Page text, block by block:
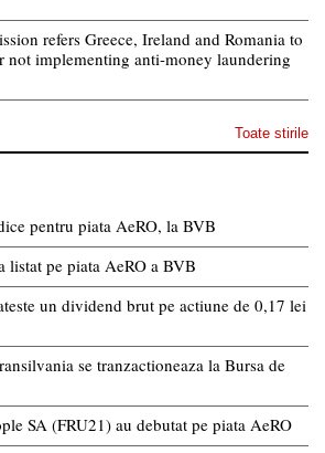
refers Greece, Ireland and Romania to
not implementing anti-money laundering
Toate stirile
pentru piata AeRO, la BVB
listat pe piata AeRO a BVB
un dividend brut pe actiune de 0,17 lei
se tranzactioneaza la Bursa de
SA (FRU21) au debutat pe piata AeRO